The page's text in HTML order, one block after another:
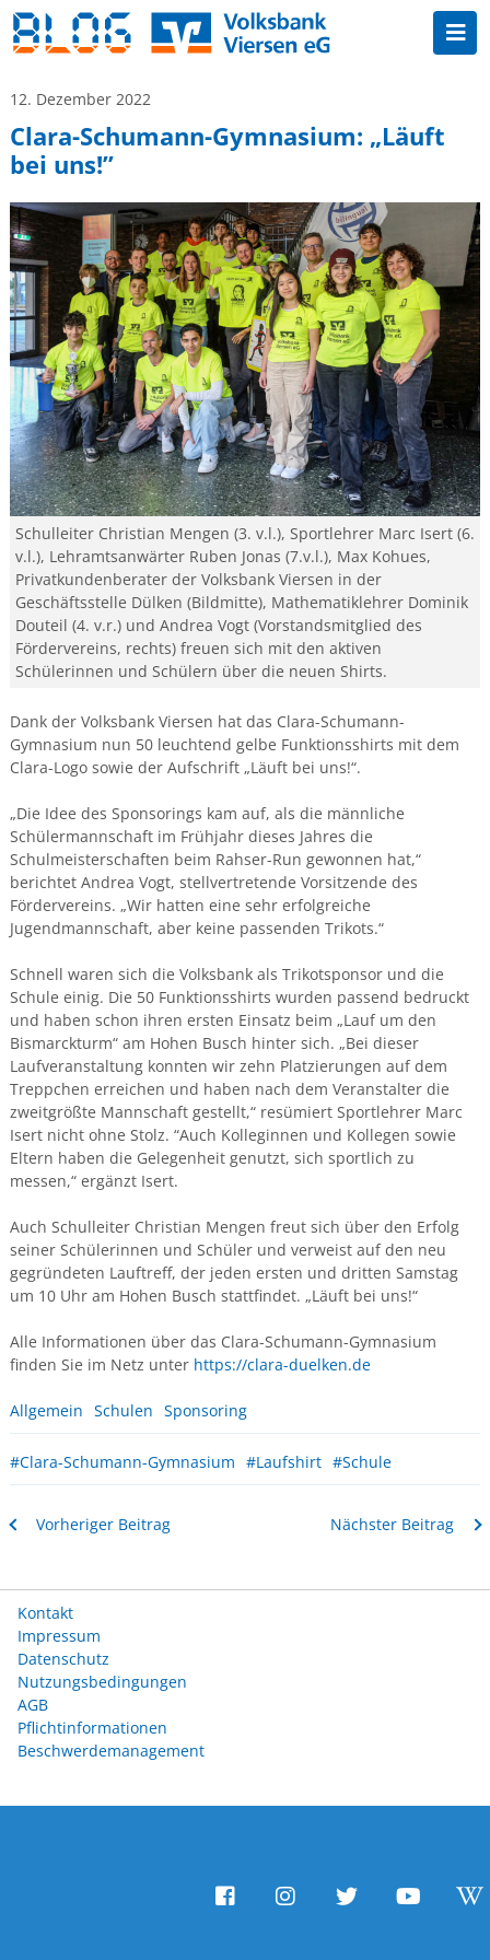
12. Dezember 2022
Clara-Schumann-Gymnasium: „Läuft
bei uns!”
Schulleiter Christian Mengen (3. v.l.), Sportlehrer Marc Isert (6.
v.l.), Lehramtsanwärter Ruben Jonas (7.v.l.), Max Kohues,
Privatkundenberater der Volksbank Viersen in der
Geschäftsstelle Dülken (Bildmitte), Mathematiklehrer Dominik
Douteil (4. v.r.) und Andrea Vogt (Vorstandsmitglied des
Fördervereins, rechts) freuen sich mit den aktiven
Schülerinnen und Schülern über die neuen Shirts.
Dank der Volksbank Viersen hat das Clara-Schumann-
Gymnasium nun 50 leuchtend gelbe Funktionsshirts mit dem
Clara-Logo sowie der Aufschrift „Läuft bei uns!“.
„Die Idee des Sponsorings kam auf, als die männliche
Schülermannschaft im Frühjahr dieses Jahres die
Schulmeisterschaften beim Rahser-Run gewonnen hat,“
berichtet Andrea Vogt, stellvertretende Vorsitzende des
Fördervereins. „Wir hatten eine sehr erfolgreiche
Jugendmannschaft, aber keine passenden Trikots.“
Schnell waren sich die Volksbank als Trikotsponsor und die
Schule einig. Die 50 Funktionsshirts wurden passend bedruckt
und haben schon ihren ersten Einsatz beim „Lauf um den
Bismarckturm“ am Hohen Busch hinter sich. „Bei dieser
Laufveranstaltung konnten wir zehn Platzierungen auf dem
Treppchen erreichen und haben nach dem Veranstalter die
zweitgrößte Mannschaft gestellt,“ resümiert Sportlehrer Marc
Isert nicht ohne Stolz. “Auch Kolleginnen und Kollegen sowie
Eltern haben die Gelegenheit genutzt, sich sportlich zu
messen,“ ergänzt Isert.
Auch Schulleiter Christian Mengen freut sich über den Erfolg
seiner Schülerinnen und Schüler und verweist auf den neu
gegründeten Lauftreff, der jeden ersten und dritten Samstag
um 10 Uhr am Hohen Busch stattfindet. „Läuft bei uns!“
Alle Informationen über das Clara-Schumann-Gymnasium
finden Sie im Netz unter https://clara-duelken.de
Allgemein Schulen Sponsoring
#Clara-Schumann-Gymnasium #Laufshirt #Schule
Vorheriger Beitrag Nächster Beitrag
Kontakt
Impressum
Datenschutz
Nutzungsbedingungen
AGB
Pflichtinformationen
Beschwerdemanagement